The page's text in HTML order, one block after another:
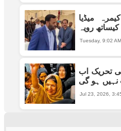
میڈیا
کیساتھ رویہ
Tuesday, 9:02 AM
تحریک اب
نہیں ہو گی
Jul 23, 2026,